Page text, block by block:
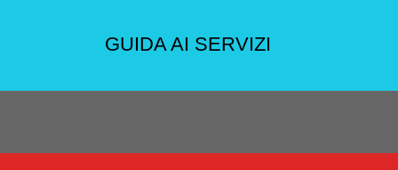
GUIDA AI SERVIZI